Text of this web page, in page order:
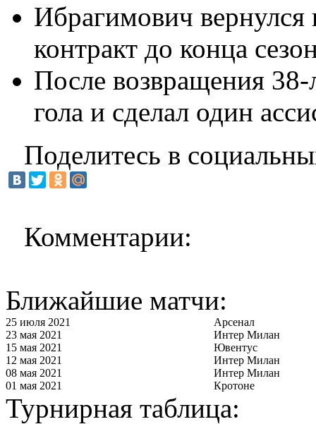
Ибрагимович
контракт до конца
После возвращения
гола и сделал один
Поделитесь в
Комментарии:
Ближайшие матчи:
25 июля 2021
Арсенал
23 мая 2021
Интер Милан
15 мая 2021
Ювентус
12 мая 2021
Интер Милан
08 мая 2021
Интер Милан
01 мая 2021
Кротоне
Турнирная таблица: